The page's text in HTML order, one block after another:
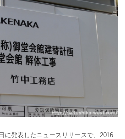
に発表したニュースリリースで、 2016